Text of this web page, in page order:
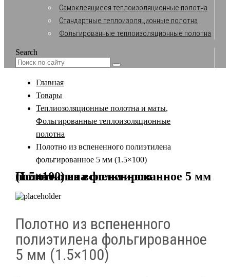
Самоклеящиеся теплоизоляционные полотна
Стандартные теплоизоляционные полотна
Фольгированные теплоизоляционные полотна
Search
Главная
Товары
Теплиозоляционные полотна и маты,
Фольгированные теплоизоляционные
полотна
Полотно из вспененного полиэтилена
фольгированное 5 мм (1.5×100)
Полотно из вспененного полиэтилена фольгированное 5 мм (1.5×100)
Полотно из вспененного
полиэтилена фольгированное
5 мм (1.5×100)